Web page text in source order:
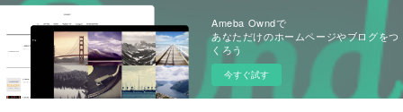
Ameba Owndで
あなただけのホームページやブログをつ
くろう
今すぐ試す